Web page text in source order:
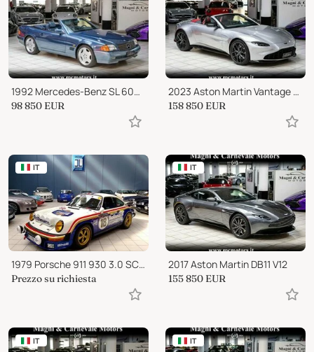
1992 Mercedes-Benz SL 600 ACTIVE SUSPENSION
98 850 EUR
2023 Aston Martin Vantage Roadster
158 850 EUR
IT
1979 Porsche 911 930 3.0 SC ROTHMANS EVOCATION
Prezzo su richiesta
IT
2017 Aston Martin DB11 V12
155 850 EUR
IT IT